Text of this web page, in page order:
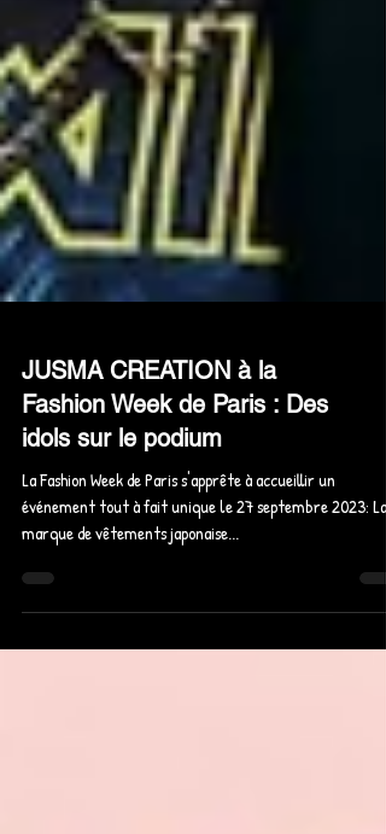
JUSMA CREATION à la
Fashion Week de Paris : Des
idols sur le podium
La Fashion Week de Paris s'apprête à accueillir un
événement tout à fait unique le 27 septembre 2023: La
marque de vêtements japonaise...